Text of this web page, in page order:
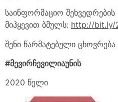
საინფორმაციო
მიჰყევით ბმულს: http://bit.ly/
შენი წარმატებული ცხოვრება
#მევირჩევილიაუნის
2020 წელი